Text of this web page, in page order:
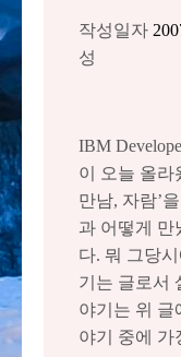
작성일자
성
IBM
이 오늘 올라
만남, 자람’
과 어떻게 만
다. 뭐 그당
기는 글로서
야기는 위 글
야기 중에 가